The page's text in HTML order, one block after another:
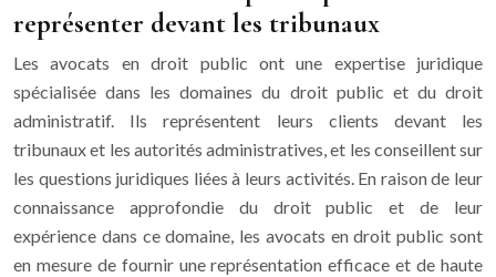
représenter devant les tribunaux
Les avocats en droit public ont une expertise juridique
spécialisée dans les domaines du droit public et du droit
administratif. Ils représentent leurs clients devant les
tribunaux et les autorités administratives, et les conseillent sur
les questions juridiques liées à leurs activités. En raison de leur
connaissance approfondie du droit public et de leur
expérience dans ce domaine, les avocats en droit public sont
en mesure de fournir une représentation efficace et de haute